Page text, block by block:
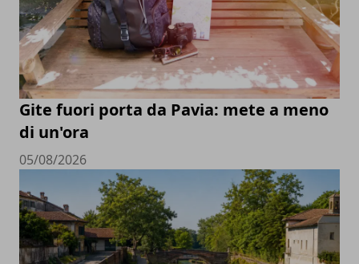
Gite fuori porta da Pavia: mete a meno
di un'ora
05/08/2026